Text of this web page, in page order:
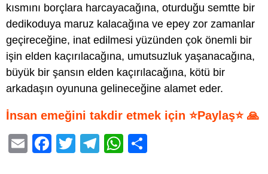
kısmını borçlara harcayacağına, oturduğu semtte bir
dedikoduya maruz kalacağına ve epey zor zamanlar
geçireceğine, inat edilmesi yüzünden çok önemli bir
işin elden kaçırılacağına, umutsuzluk yaşanacağına,
büyük bir şansın elden kaçırılacağına, kötü bir
arkadaşın oyununa gelineceğine alamet eder.
İnsan emeğini takdir etmek için ⭐Paylaş⭐ 🙏
E
F
T
T
W